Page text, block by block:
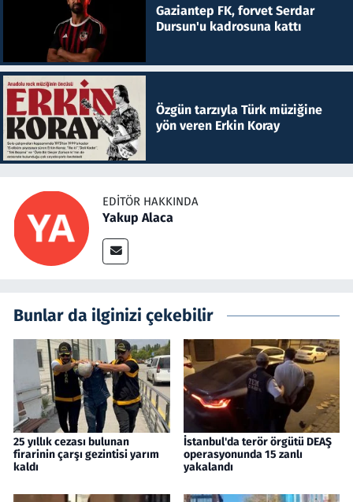
Gaziantep FK, forvet Serdar
Dursun'u kadrosuna kattı
Özgün tarzıyla Türk müziğine
yön veren Erkin Koray
EDITÖR HAKKINDA
Yakup Alaca
Bunlar da ilginizi çekebilir
25 yıllık cezası bulunan
firarinin çarşı gezintisi yarım
kaldı
İstanbul'da terör örgütü DEAŞ
operasyonunda 15 zanlı
yakalandı